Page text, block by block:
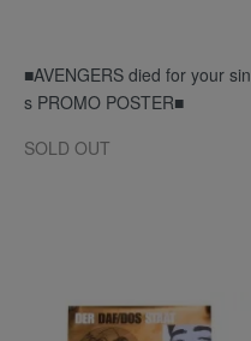
■AVENGERS died for your sin
s PROMO POSTER■
SOLD OUT